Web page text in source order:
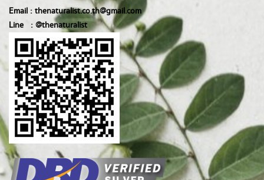
Email : thenaturalist.co.th@gmail.com
Line : @thenaturalist